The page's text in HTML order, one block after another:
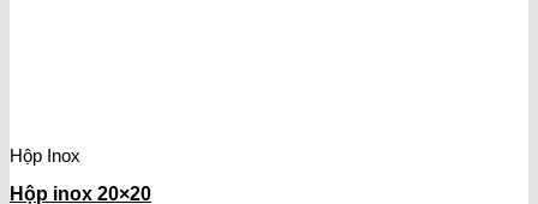
Hộp Inox
Hộp inox 20×20